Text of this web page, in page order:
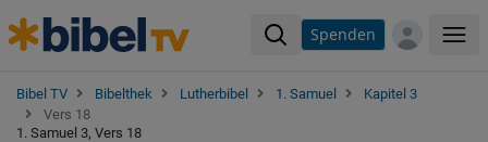
Spenden
Bibel TV Bibelthek Lutherbibel 1. Samuel
Kapitel 3
Vers 18
1. Samuel 3, Vers 18